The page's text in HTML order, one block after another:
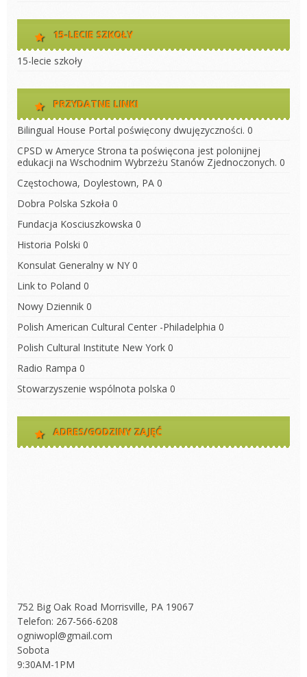
15-LECIE SZKOŁY
15-lecie szkoły
PRZYDATNE LINKI
Bilingual House Portal poświęcony dwujęzyczności. 0
CPSD w Ameryce Strona ta poświęcona jest polonijnej
edukacji na Wschodnim Wybrzeżu Stanów Zjednoczonych. 0
Częstochowa, Doylestown, PA 0
Dobra Polska Szkoła 0
Fundacja Kosciuszkowska 0
Historia Polski 0
Konsulat Generalny w NY 0
Link to Poland 0
Nowy Dziennik 0
Polish American Cultural Center -Philadelphia 0
Polish Cultural Institute New York 0
Radio Rampa 0
Stowarzyszenie wspólnota polska 0
ADRES/GODZINY ZAJĘĆ
752 Big Oak Road Morrisville, PA 19067
Telefon: 267-566-6208
ogniwopl@gmail.com
Sobota
9:30AM-1PM